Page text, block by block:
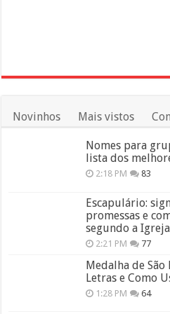
Novinhos Mais vistos
Nomes para
lista dos
2:18 PM 83
Escapulário:
promessas e
segundo a
2:21 PM 77
Medalha de São
Letras e Como
1:28 PM 64